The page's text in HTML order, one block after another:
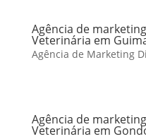
Agência de
Veterinária em
Agência de Marketing
Agência de
Veterinária em